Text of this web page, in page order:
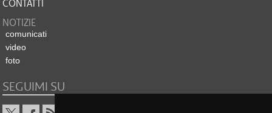
CONTATTI
NOTIZIE
comunicati
video
foto
SEGUIMI SU